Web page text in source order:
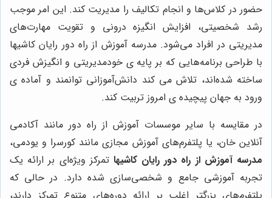
حضور در کلاس‌ها و انجام تکالیف را مدیریت کند. این امر موجب
رشد شخصیتی، افزایش انگیزه درونی و تقویت مهارت‌های
مدیریتی در افراد می‌شود. مدرسه آموزش از راه دور رایان کاشیها
با طراحی برنامه‌هایی که بر پایه ی خودمدیریتی و انگیزش فردی
ساخته شده‌اند، تلاش می کند دانش‌آموزانی توانمند و آماده ی
ورود به جهان پیچیده ی امروز تربیت کند.
در مقایسه با سایر موسسات آموزش از راه دور مانند آکادمی
آنلاین خان، یا پلتفرم‌های آموزش مجازی مانند کورسرا و یودمی،
مدرسه آموزش از راه دور رایان کاشیها تمرکز ویژه‌ای بر ارائه یک
تجربه آموزشی جامع و شخصی‌سازی شده دارد. در حالی که